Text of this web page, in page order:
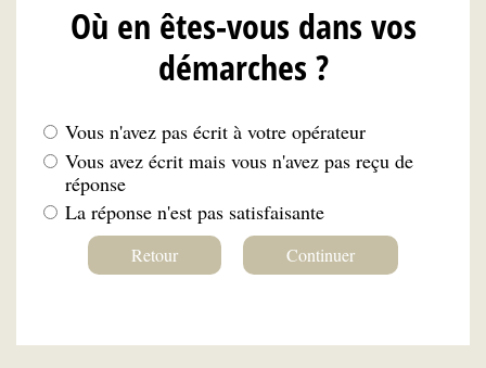
Où en êtes-vous dans vos
démarches ?
Vous n'avez pas écrit à votre opérateur
Vous avez écrit mais vous n'avez pas reçu de
réponse
La réponse n'est pas satisfaisante
Retour Continuer